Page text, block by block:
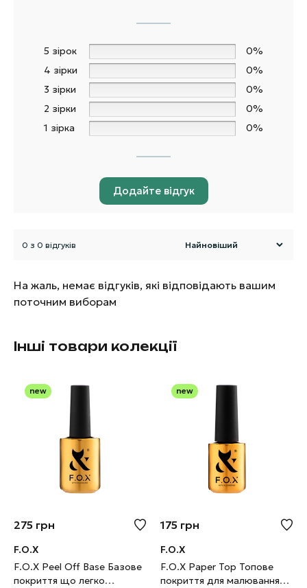
5 зірок
0%
4 зірки
0%
3 зірки
0%
2 зірки
0%
1 зірка
0%
Додайте відгук
0 з 0 відгуків
На жаль, немає відгуків, які відповідають вашим
поточним виборам
Інші товари колекції
new
275 грн
F.O.X
F.O.X Peel Off Base Базове
покриття що легко
new
175 грн
F.O.X
F.O.X Paper Top Топове
покриття для малювання